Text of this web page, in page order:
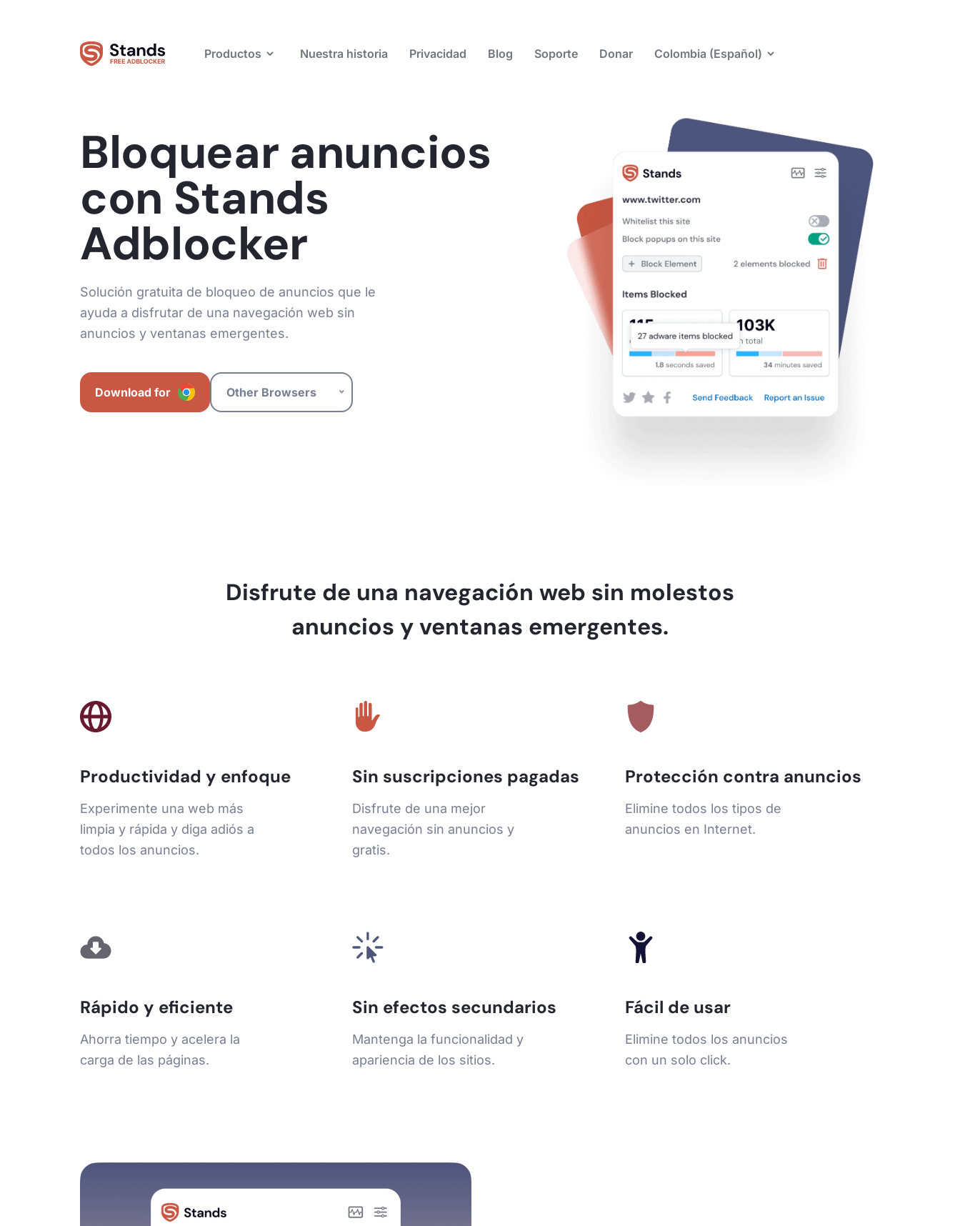
Productos Nuestra historia Privacidad Blog Soporte Donar Colombia (Español)
Bloquear anuncios
con Stands
Adblocker
Solución gratuita de bloqueo de anuncios que le
ayuda a disfrutar de una navegación web sin
anuncios y ventanas emergentes.
Download for Other Browsers
Disfrute de una navegación web sin molestos
anuncios y ventanas emergentes.
Productividad y enfoque
Experimente una web más
limpia y rápida y diga adiós a
todos los anuncios.
Sin suscripciones pagadas
Disfrute de una mejor
navegación sin anuncios y
gratis.
Protección contra anuncios
Elimine todos los tipos de
anuncios en Internet.
Rápido y eficiente
Ahorra tiempo y acelera la
carga de las páginas.
Sin efectos secundarios
Mantenga la funcionalidad y
apariencia de los sitios.
Fácil de usar
Elimine todos los anuncios
con un solo click.